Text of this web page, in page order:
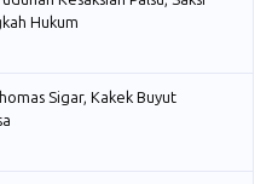
Hukum
Sigar, Kakek Buyut